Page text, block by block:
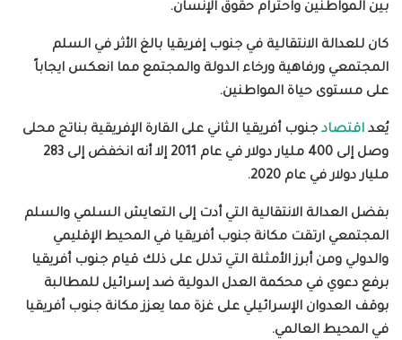
بين المواطنين واحترام حقوق الإنسان.
كان للعدالة الانتقالية في جنوب إفريقيا بالغ الأثر في السلم
المجتمعي ورفاهية ورخاء الدولة والمجتمع مما انعكس ايجاباً
على مستوى حياة المواطنين.
يُعد اقتصاد جنوب أفريقيا الثاني على القارة الإفريقية بناتج محلى
وصل إلى 400 مليار دولار في عام 2011 إلا أنه انخفض إلى 283
مليار دولار في عام 2020.
بفضل العدالة الانتقالية التي أدت إلى التعايش السلمي والسلم
المجتمعي ارتقت مكانة جنوب أفريقيا في المحيط الإقليمي
والدولي ومن أبرز الأمثلة التي تدلل على ذلك قيام جنوب أفريقيا
برفع دعوي في محكمة العدل الدولية ضد إسرائيل للمطالبة
بوقف العدوان الإسرائيلي على غزة مما يعزز مكانة جنوب أفريقيا
في المحيط العالمي.